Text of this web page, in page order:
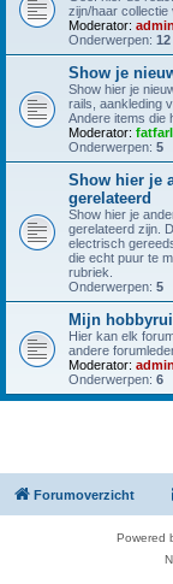
zijn/haar collectie
Moderator: admin
Onderwerpen: 12
Show je
Show hier je
rails, aankleding
Andere items die
Moderator:
Onderwerpen: 5
Show hier je
gerelateerd
Show hier je
gerelateerd zijn.
electrisch
die echt puur te
rubriek.
Onderwerpen: 5
Mijn
Hier kan elk
andere
Moderator: admin
Onderwerpen: 6
Forumoverzicht
Powered